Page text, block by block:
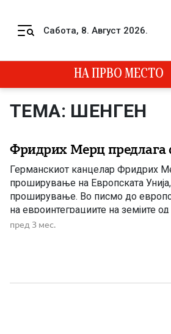
Сабота, 8. Август 2026.
НА ПРВО МЕСТО
ТЕМА: ШЕНГЕН
Фридрих Мерц
Германскиот канцелар Фридрих
проширување на Европската
проширување. Во писмо до
на евроинтеграциите на земјите
пристап што би овозможил
пред 3 мес.